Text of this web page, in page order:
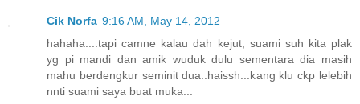
Cik Norfa 9:16 AM, May 14, 2012
hahaha....tapi camne kalau dah kejut, suami suh kita plak
yg pi mandi dan amik wuduk dulu sementara dia masih
mahu berdengkur seminit dua..haissh...kang klu ckp lelebih
nnti suami saya buat muka...